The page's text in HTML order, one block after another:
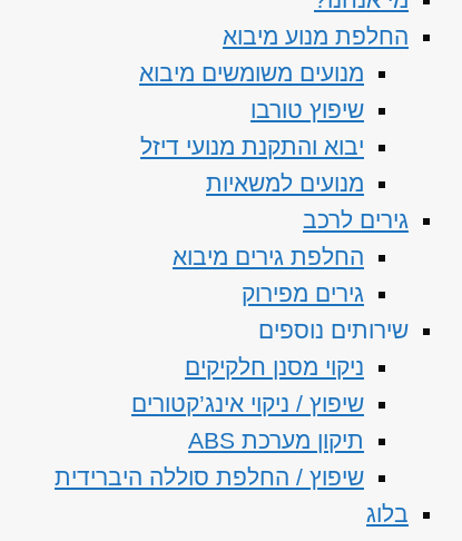
החלפת מנוע מיבוא
מנועים משומשים מיבוא
שיפוץ טורבו
יבוא והתקנת מנועי דיזל
מנועים למשאיות
גירים לרכב
החלפת גירים מיבוא
גירים מפירוק
שירותים נוספים
ניקוי מסנן חלקיקים
שיפוץ / ניקוי אינג’קטורים
תיקון מערכת ABS
שיפוץ / החלפת סוללה היברידית
בלוג